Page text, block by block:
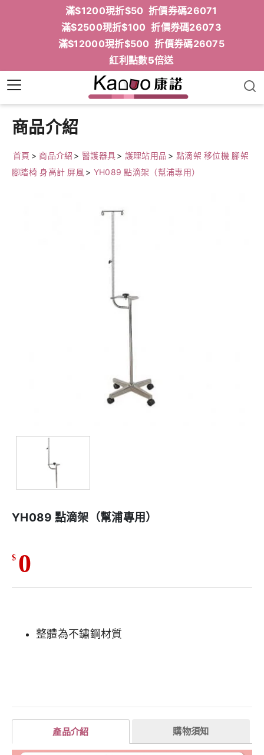
滿$1200現折$50 折價券碼26071
滿$2500現折$100 折價券碼26073
滿$12000現折$500 折價券碼26075
紅利點數5倍送
商品介紹
首頁 >商品介紹 >醫護器具> 護理站用品 > 點滴架 移位機 腳架
腳踏椅 身高計 屏風 > YH089 點滴架（幫浦專用）
YH089 點滴架（幫浦專用）
$ 0
整體為不鏽鋼材質
產品介紹 購物須知